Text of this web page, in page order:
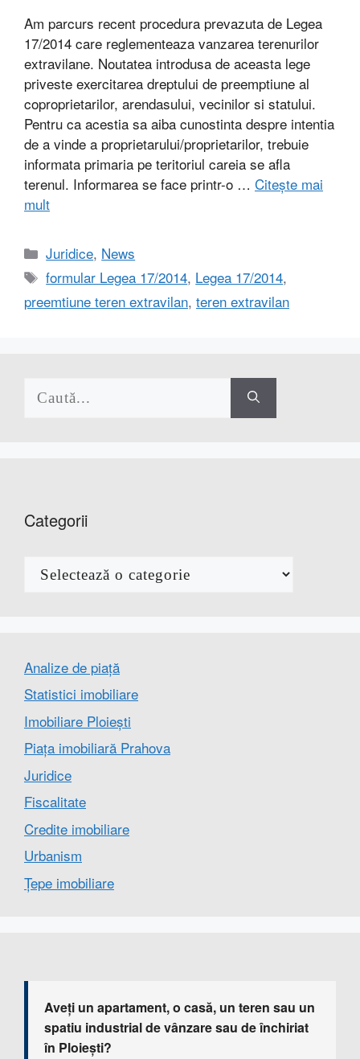
Am parcurs recent procedura prevazuta de Legea
17/2014 care reglementeaza vanzarea terenurilor
extravilane. Noutatea introdusa de aceasta lege
priveste exercitarea dreptului de preemptiune al
coproprietarilor, arendasului, vecinilor si statului.
Pentru ca acestia sa aiba cunostinta despre intentia
de a vinde a proprietarului/proprietarilor, trebuie
informata primaria pe teritoriul careia se afla
terenul. Informarea se face printr-o … Citește mai
mult
Categorii
Juridice, News
Etichete
formular Legea 17/2014, Legea 17/2014,
preemtiune teren extravilan, teren extravilan
după:
Categorii
Categorii
Analize de piață
Statistici imobiliare
Imobiliare Ploiești
Piața imobiliară Prahova
Juridice
Fiscalitate
Credite imobiliare
Urbanism
Țepe imobiliare
Aveți un apartament, o casă, un teren sau un
spatiu industrial de vânzare sau de închiriat
în Ploiești?